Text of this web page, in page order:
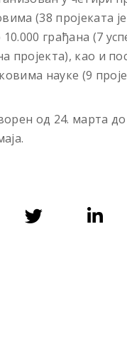
(38 пројеката
грађана (7
пројекта), као и
науке (9
од 24. марта